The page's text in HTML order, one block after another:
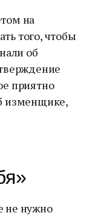
на
того, чтобы
об
приятно
изменщике,
не нужно